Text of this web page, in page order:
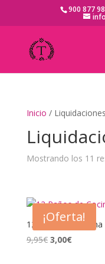
900 877
Inicio / Liquidaciones
Mostrando los 11
¡Oferta!
12 Paños de Cocina
9,95€ El
3,00€El